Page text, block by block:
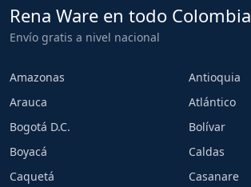
Rena Ware en todo Colombia
Envío gratis a nivel nacional
Amazonas
Antioquia
Arauca
Atlántico
Bogotá D.C.
Bolívar
Boyacá
Caldas
Caquetá
Casanare